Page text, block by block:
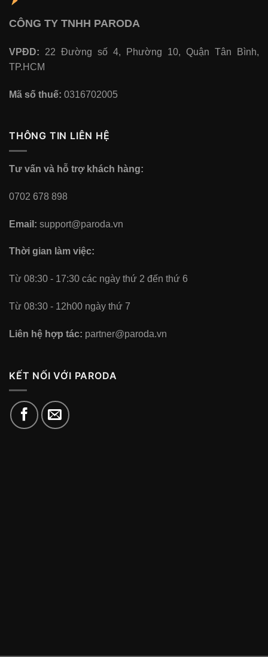
CÔNG TY TNHH PARODA
VPĐD: 22 Đường số 4, Phường 10, Quận Tân Bình,
TP.HCM
Mã số thuế: 0316702005
THÔNG TIN LIÊN HỆ
Tư vấn và hỗ trợ khách hàng:
0702 678 898
Email: support@paroda.vn
Thời gian làm việc:
Từ 08:30 - 17:30 các ngày thứ 2 đến thứ 6
Từ 08:30 - 12h00 ngày thứ 7
Liên hệ hợp tác: partner@paroda.vn
KẾT NỐI VỚI PARODA